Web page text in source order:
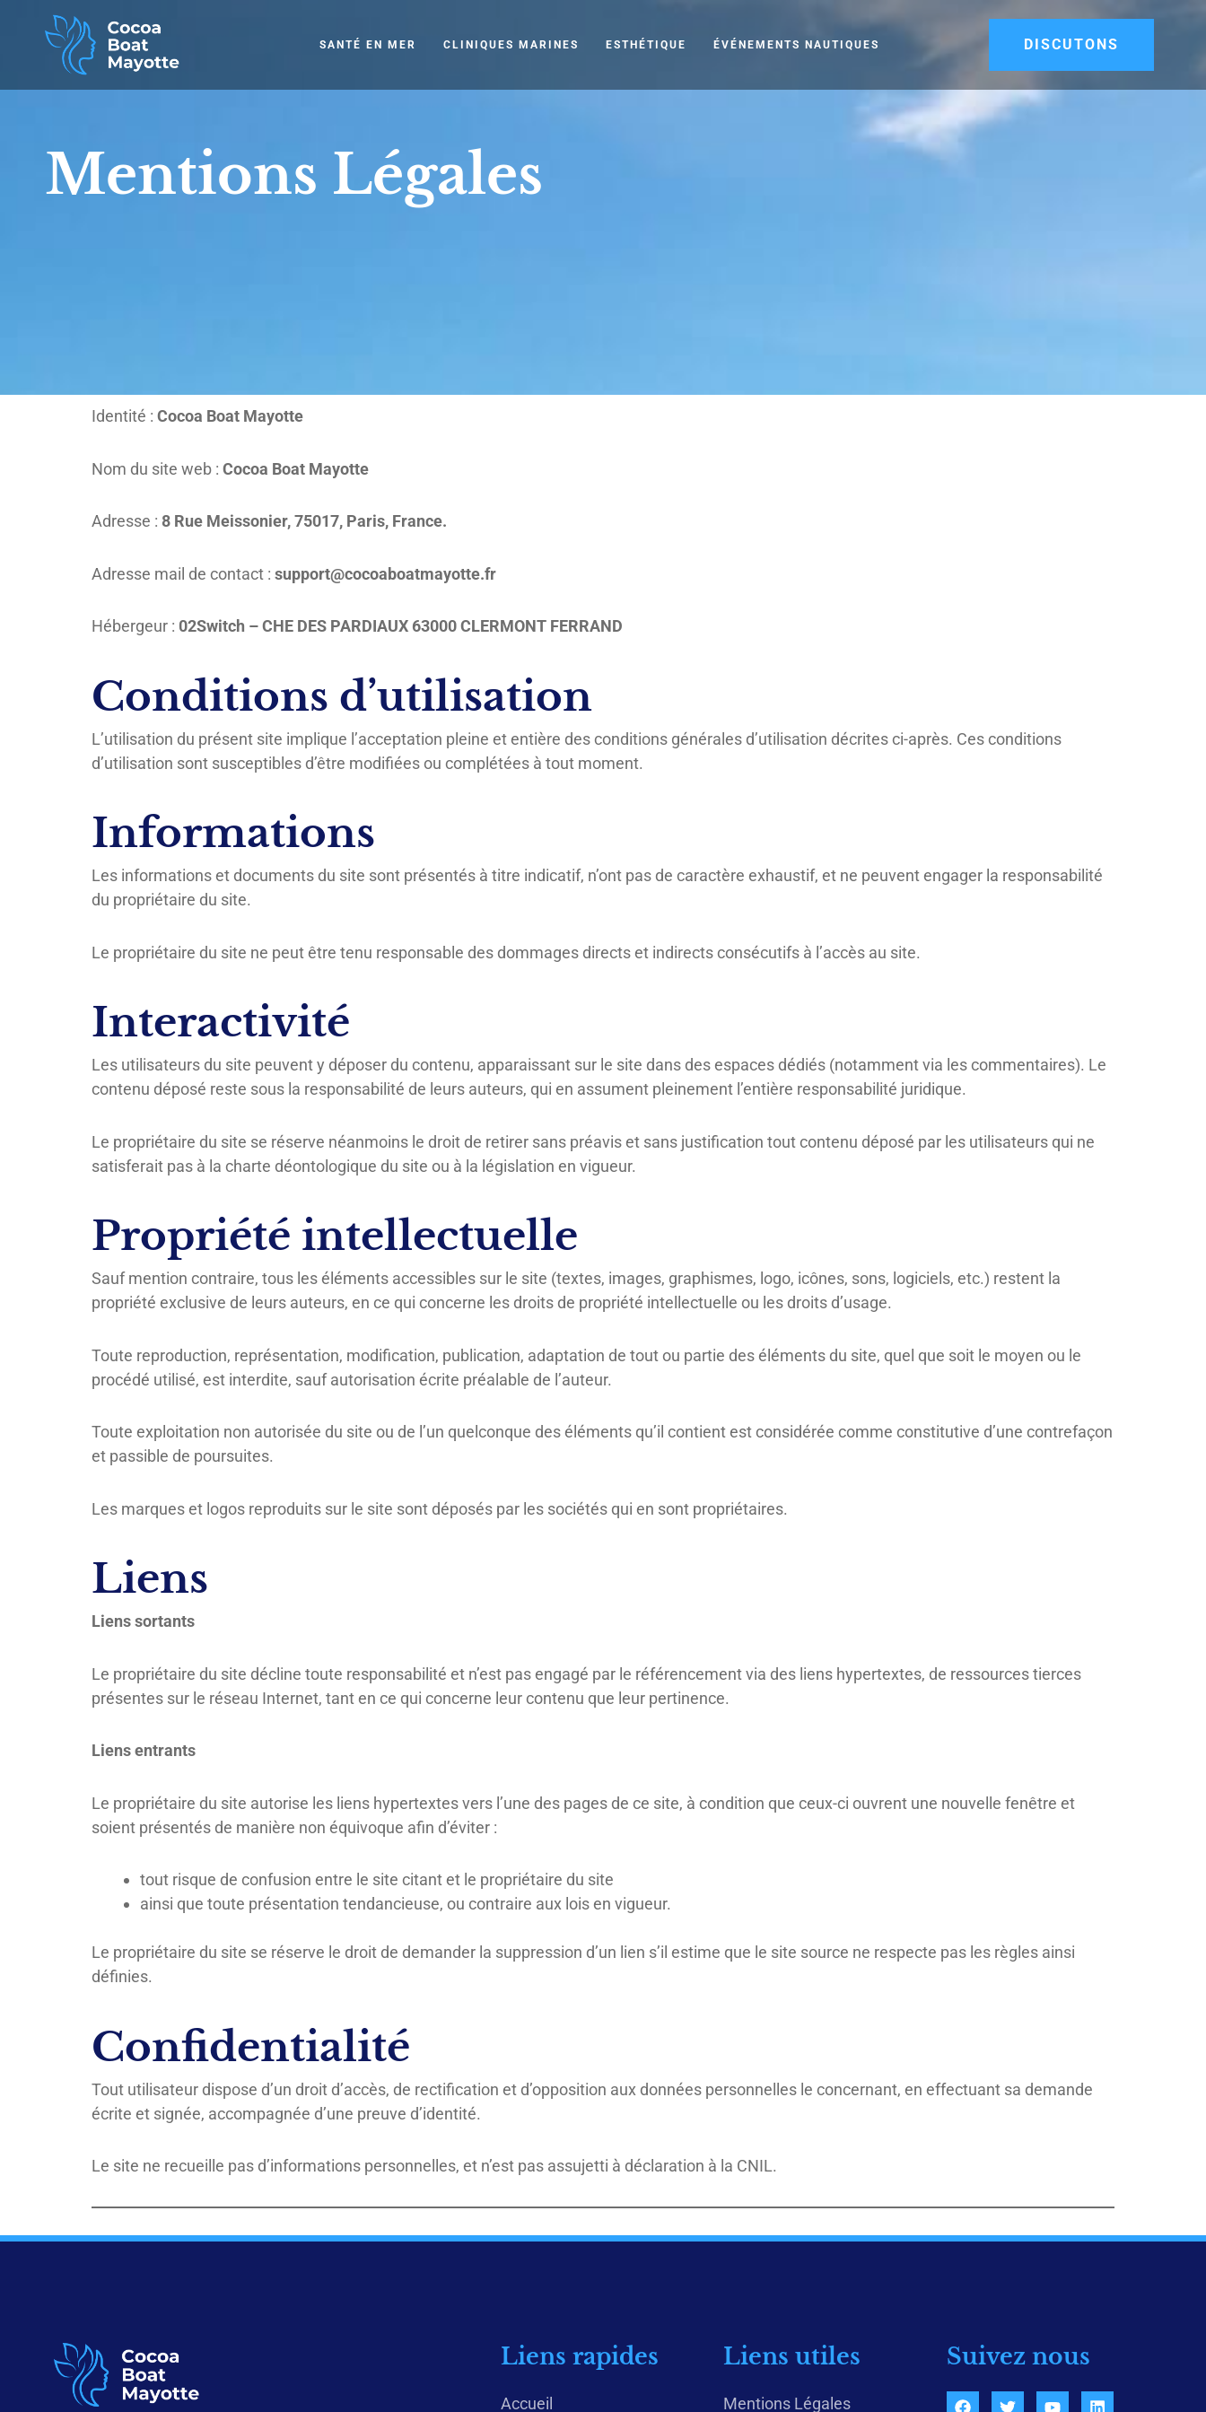
SANTÉ EN MER CLINIQUES MARINES ESTHÉTIQUE ÉVÉNEMENTS NAUTIQUES DISCUTONS
Mentions Légales
Identité : Cocoa Boat Mayotte
Nom du site web : Cocoa Boat Mayotte
Adresse : 8 Rue Meissonier, 75017, Paris, France.
Adresse mail de contact : support@cocoaboatmayotte.fr
Hébergeur : 02Switch – CHE DES PARDIAUX 63000 CLERMONT FERRAND
Conditions d’utilisation
L’utilisation du présent site implique l’acceptation pleine et entière des conditions générales d’utilisation décrites ci-après. Ces conditions
d’utilisation sont susceptibles d’être modifiées ou complétées à tout moment.
Informations
Les informations et documents du site sont présentés à titre indicatif, n’ont pas de caractère exhaustif, et ne peuvent engager la responsabilité
du propriétaire du site.
Le propriétaire du site ne peut être tenu responsable des dommages directs et indirects consécutifs à l’accès au site.
Interactivité
Les utilisateurs du site peuvent y déposer du contenu, apparaissant sur le site dans des espaces dédiés (notamment via les commentaires). Le
contenu déposé reste sous la responsabilité de leurs auteurs, qui en assument pleinement l’entière responsabilité juridique.
Le propriétaire du site se réserve néanmoins le droit de retirer sans préavis et sans justification tout contenu déposé par les utilisateurs qui ne
satisferait pas à la charte déontologique du site ou à la législation en vigueur.
Propriété intellectuelle
Sauf mention contraire, tous les éléments accessibles sur le site (textes, images, graphismes, logo, icônes, sons, logiciels, etc.) restent la
propriété exclusive de leurs auteurs, en ce qui concerne les droits de propriété intellectuelle ou les droits d’usage.
Toute reproduction, représentation, modification, publication, adaptation de tout ou partie des éléments du site, quel que soit le moyen ou le
procédé utilisé, est interdite, sauf autorisation écrite préalable de l’auteur.
Toute exploitation non autorisée du site ou de l’un quelconque des éléments qu’il contient est considérée comme constitutive d’une contrefaçon
et passible de poursuites.
Les marques et logos reproduits sur le site sont déposés par les sociétés qui en sont propriétaires.
Liens
Liens sortants
Le propriétaire du site décline toute responsabilité et n’est pas engagé par le référencement via des liens hypertextes, de ressources tierces
présentes sur le réseau Internet, tant en ce qui concerne leur contenu que leur pertinence.
Liens entrants
Le propriétaire du site autorise les liens hypertextes vers l’une des pages de ce site, à condition que ceux-ci ouvrent une nouvelle fenêtre et
soient présentés de manière non équivoque afin d’éviter :
tout risque de confusion entre le site citant et le propriétaire du site
ainsi que toute présentation tendancieuse, ou contraire aux lois en vigueur.
Le propriétaire du site se réserve le droit de demander la suppression d’un lien s’il estime que le site source ne respecte pas les règles ainsi
définies.
Confidentialité
Tout utilisateur dispose d’un droit d’accès, de rectification et d’opposition aux données personnelles le concernant, en effectuant sa demande
écrite et signée, accompagnée d’une preuve d’identité.
Le site ne recueille pas d’informations personnelles, et n’est pas assujetti à déclaration à la CNIL.
Liens rapides
Accueil
Liens utiles
Mentions Légales
Suivez nous
F
T
Y
L